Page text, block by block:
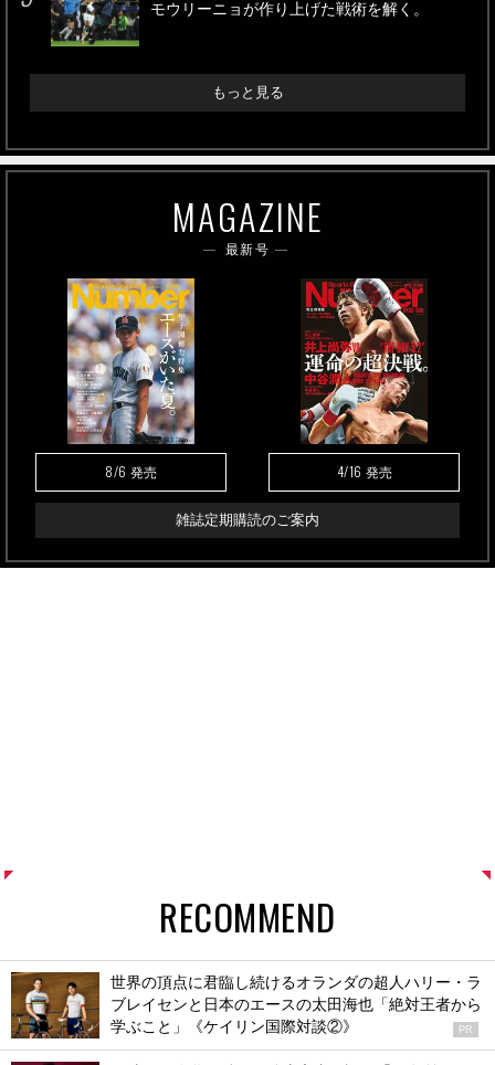
モウリーニョが作り上げた戦術を解く。
もっと見る
MAGAZINE
最新号
8/6 発売 4/16 発売
雑誌定期購読のご案内
RECOMMEND
世界の頂点に君臨し続けるオランダの超人ハリー・ラ
ブレイセンと日本のエースの太田海也「絶対王者から
学ぶこと」《ケイリン国際対談②》
PR